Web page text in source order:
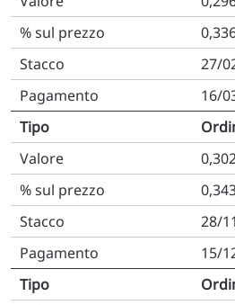
27/
16/
28/
15/